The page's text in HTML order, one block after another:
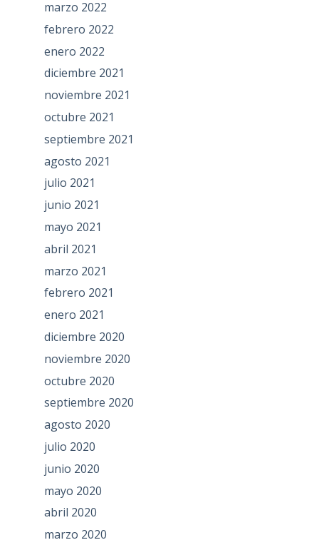
marzo 2022
febrero 2022
enero 2022
diciembre 2021
noviembre 2021
octubre 2021
septiembre 2021
agosto 2021
julio 2021
junio 2021
mayo 2021
abril 2021
marzo 2021
febrero 2021
enero 2021
diciembre 2020
noviembre 2020
octubre 2020
septiembre 2020
agosto 2020
julio 2020
junio 2020
mayo 2020
abril 2020
marzo 2020